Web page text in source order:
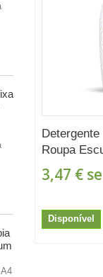
Roupa
3,47 €
Disponível